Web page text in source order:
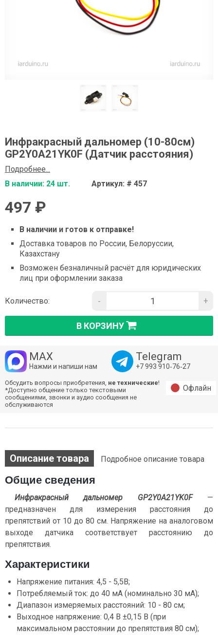
Инфракрасный дальномер (10-80см)
GP2Y0A21YK0F (Датчик расстояния)
Подробнее...
В наличии: 24 шт.
Артикул: # 457
497 ₽
В наличии и готов к отправке!
Доставка товаров по России, Белоруссии,
Казахстану
Возможен безналичный расчёт для юридических
лиц при оформлении заказа
Количество: - +
В КОРЗИНУ
MAX
Нажми и напиши нам
Telegram
+7 993 910‑76‑27
Обсудить вопросы приобретения, не технические!
*Доступно общение только текстовыми
сообщениями, звонки и аудио сообщения не
обслуживаются
Офлайн
Описание товара Подробное описание товара
Общие сведения
Инфракрасный дальномер GP2Y0A21YK0F—
предназначен для измерения расстояния до
препятствий от 10 до 80 см. Напряжение на аналоговом
выходе датчика соответствует расстоянию до
препятствия.
Характеристики
Напряжение питания: 4,5 - 5,5В;
Потребляемый ток: до 40 мА (номинально 30 мА);
Диапазон измеряемых расстояний: 10 - 80 см;
Выходное напряжение: 0,4 В ±0,15 В (при
максимальном расстоянии до препятствия 80 см);